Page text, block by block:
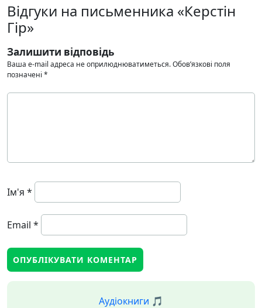
Відгуки на письменника «Керстін
Гір»
Залишити відповідь
Ваша e-mail адреса не оприлюднюватиметься.Обов’язкові поля
позначені *
Ім'я *
Email *
Аудіокниги 🎵